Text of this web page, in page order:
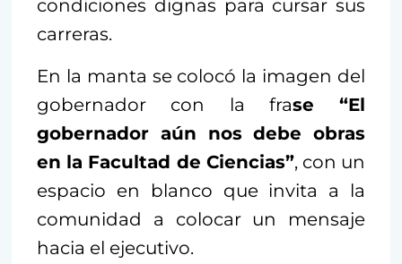
condiciones dignas para cursar sus
carreras.
En la manta se colocó la imagen del
gobernador con la frase “El
gobernador aún nos debe obras
en la Facultad de Ciencias”, con un
espacio en blanco que invita a la
comunidad a colocar un mensaje
hacia el ejecutivo.